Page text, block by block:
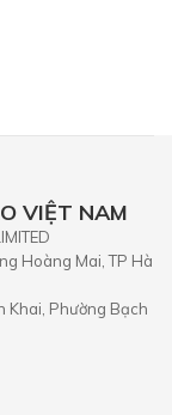
VIỆT NAM
Hoàng Mai, TP Hà
Khai, Phường Bạch